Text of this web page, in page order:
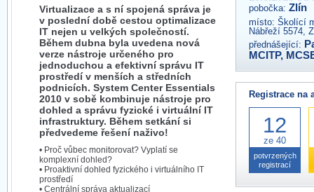
Virtualizace a s ní spojená správa je
v poslední době cestou optimalizace
IT nejen u velkých společností.
Během dubna byla uvedena nová
verze nástroje určeného pro
jednoduchou a efektivní správu IT
prostředí v menších a středních
podnicích. System Center Essentials
2010 v sobě kombinuje nástroje pro
dohled a správu fyzické i virtuální IT
infrastruktury. Během setkání si
předvedeme řešení naživo!
• Proč vůbec monitorovat? Vyplatí se
komplexní dohled?
• Proaktivní dohled fyzického i virtuálního IT
prostředí
• Centrální správa aktualizací
pobočka: Zlín
místo: Školící
Nábřeží 5574,
přednášející:
MCITP,
Registrace na
12
ze 40
potvrzených
registrací